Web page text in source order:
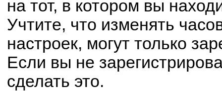
на тот, в котором вы
Учтите, что изменять
настроек, могут только
Если вы не
сделать это.